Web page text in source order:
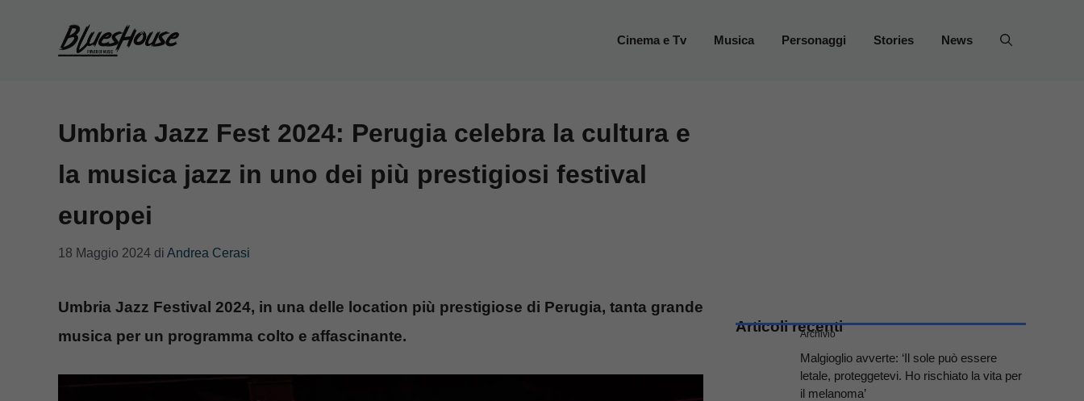
Cinema e Tv Musica Personaggi Stories News
Umbria Jazz Fest 2024: Perugia celebra la cultura e
la musica jazz in uno dei più prestigiosi festival
europei
18 Maggio 2024 di Andrea Cerasi
Umbria Jazz Festival 2024, in una delle location più prestigiose di Perugia, tanta grande
musica per un programma colto e affascinante.
Articoli recenti
Archivio
Malgioglio avverte: ‘Il sole può essere
letale, proteggetevi. Ho rischiato la vita per
il melanoma’